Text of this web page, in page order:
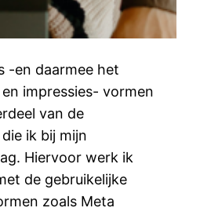
-en daarmee het
impressies- vormen
van de
ik bij mijn
Hiervoor werk ik
de gebruikelijke
zoals Meta